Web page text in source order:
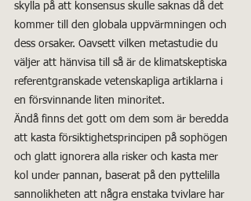
skylla på att konsensus skulle saknas då det
kommer till den globala uppvärmningen och
dess orsaker. Oavsett vilken metastudie du
väljer att hänvisa till så är de klimatskeptiska
referentgranskade vetenskapliga artiklarna i
en försvinnande liten minoritet.
Ändå finns det gott om dem som är beredda
att kasta försiktighetsprincipen på sophögen
och glatt ignorera alla risker och kasta mer
kol under pannan, baserat på den pyttelilla
sannolikheten att några enstaka tvivlare har